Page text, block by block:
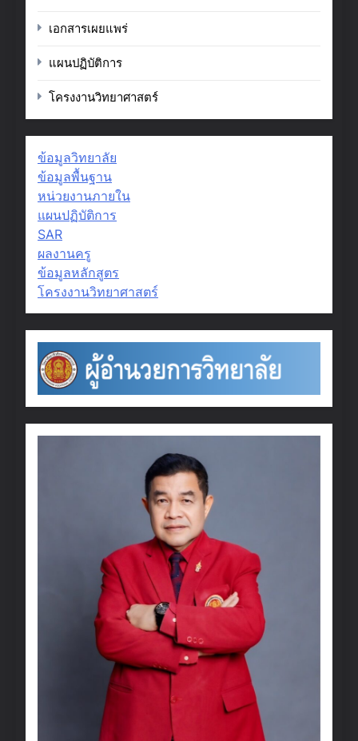
เอกสารเผยแพร่
แผนปฏิบัติการ
โครงงานวิทยาศาสตร์
ข้อมูลวิทยาลัย
ข้อมูลพื้นฐาน
หน่วยงานภายใน
แผนปฏิบัติการ
SAR
ผลงานครู
ข้อมูลหลักสูตร
โครงงานวิทยาศาสตร์